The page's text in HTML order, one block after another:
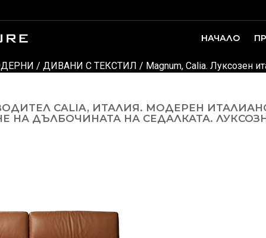
НАЧАЛО
/ ДИВАНИ С ТЕКСТИЛ / Magnum, Calia. Луксозен
CALIA, ИТАЛИЯ. МОДЕРЕН
НА ДЪЛБОЧИНАТА НА СЕДАЛКАТА.